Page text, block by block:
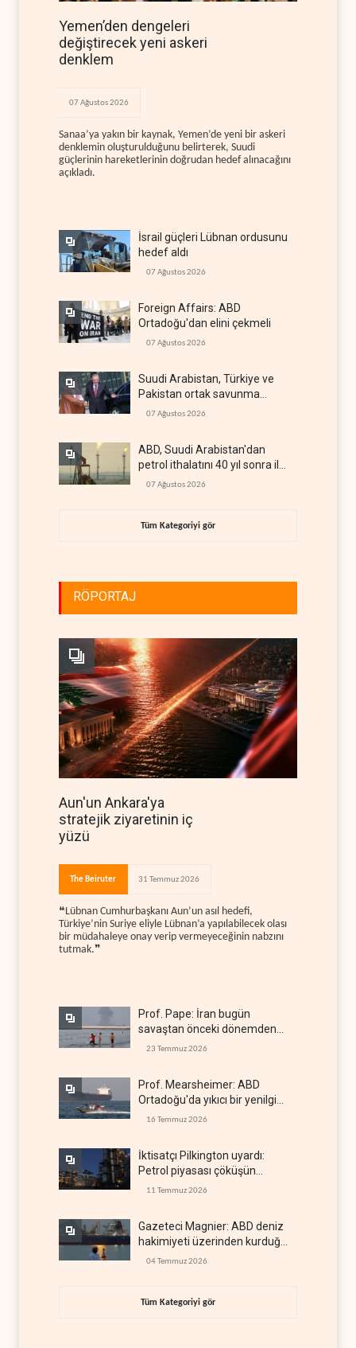
Yemen’den dengeleri
değiştirecek yeni askeri
denklem
07 Ağustos 2026
Sanaa’ya yakın bir kaynak, Yemen’de yeni bir askeri
denklemin oluşturulduğunu belirterek, Suudi
güçlerinin hareketlerinin doğrudan hedef alınacağını
açıkladı.
İsrail güçleri Lübnan ordusunu
hedef aldı
07 Ağustos 2026
Foreign Affairs: ABD
Ortadoğu'dan elini çekmeli
07 Ağustos 2026
Suudi Arabistan, Türkiye ve
Pakistan ortak savunma
anlaşması imzaladı
07 Ağustos 2026
ABD, Suudi Arabistan'dan
petrol ithalatını 40 yıl sonra ilk
kez durdurdu
07 Ağustos 2026
Tüm Kategoriyi gör
RÖPORTAJ
Aun'un Ankara'ya
stratejik ziyaretinin iç
yüzü
The Beiruter 31 Temmuz 2026
❝Lübnan Cumhurbaşkanı Aun’un asıl hedefi,
Türkiye’nin Suriye eliyle Lübnan’a yapılabilecek olası
bir müdahaleye onay verip vermeyeceğinin nabzını
tutmak.❞
Prof. Pape: İran bugün
savaştan önceki dönemden
çok daha güçlü
23 Temmuz 2026
Prof. Mearsheimer: ABD
Ortadoğu'da yıkıcı bir yenilgi
aldı
16 Temmuz 2026
İktisatçı Pilkington uyardı:
Petrol piyasası çöküşün
eşiğinde
11 Temmuz 2026
Gazeteci Magnier: ABD deniz
hakimiyeti üzerinden kurduğu
küresel gücü kaybetti
04 Temmuz 2026
Tüm Kategoriyi gör